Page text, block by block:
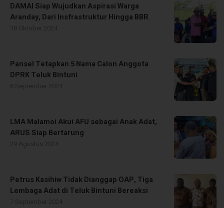
DAMAI Siap Wujudkan Aspirasi Warga
Aranday, Dari Insfrastruktur Hingga BBR
Pansel Tetapkan 5 Nama Calon Anggota
DPRK Teluk Bintuni
LMA Malamoi Akui AFU sebagai Anak Adat,
ARUS Siap Bertarung
Petrus Kasihiw Tidak Dianggap OAP, Tiga
Lembaga Adat di Teluk Bintuni Bereaksi